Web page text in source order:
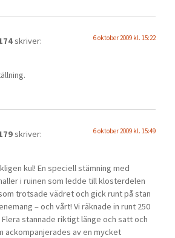
skriver: 6 oktober 2009 kl. 15:22
skriver: 6 oktober 2009 kl. 15:49
kul! En speciell stämning med
i ruinen som ledde till klosterdelen
trotsade vädret och gick runt på stan
– och vårt! Vi räknade in runt 250
stannade riktigt länge och satt och
ackompanjerades av en mycket